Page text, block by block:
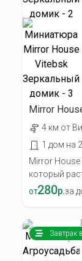
Mirror
4 км от
1 дом на
Mirror House
который
от280р.за
Завтрак